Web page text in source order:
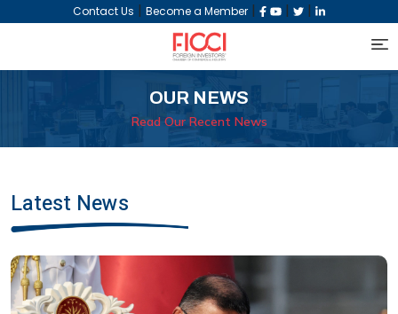
Contact Us | Become a Member | | |
OUR NEWS
Read Our Recent News
Latest News